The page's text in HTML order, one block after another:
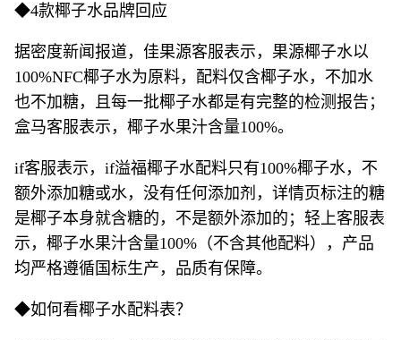
◆4款椰子水品牌回应
据密度新闻报道，佳果源客服表示，果源椰子水以
100%NFC椰子水为原料，配料仅含椰子水，不加水
也不加糖，且每一批椰子水都是有完整的检测报告；
盒马客服表示，椰子水果汁含量100%。
if客服表示，if溢福椰子水配料只有100%椰子水，不
额外添加糖或水，没有任何添加剂，详情页标注的糖
是椰子本身就含糖的，不是额外添加的；轻上客服表
示，椰子水果汁含量100%（不含其他配料），产品
均严格遵循国标生产，品质有保障。
◆如何看椰子水配料表？